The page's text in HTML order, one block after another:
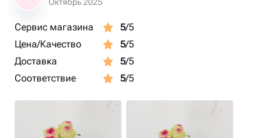
Сервис магазина 5/5
Цена/Качество
5/5
Доставка
5/5
Соответствие
5/5